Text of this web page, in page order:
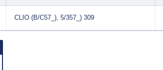
CLIO (B/C57_), 5/357_) 309